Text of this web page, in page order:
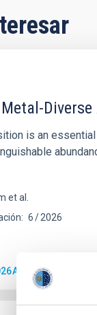
is an
et al.
6 2026